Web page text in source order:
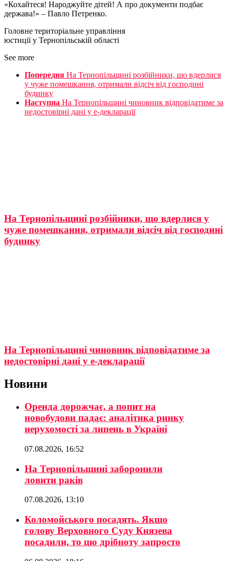
«Кохайтеся! Народжуйте дітей! А про документи подбає
держава!» – Павло Петренко.
Головне територіальне управління
юстиції у Тернопільській області
See more
Попередня На Тернопільщині розбійники, що вдерлися
у чуже помешкання, отримали відсіч від господині
будинку
Наступна На Тернопільщині чиновник відповідатиме за
недостовірні дані у e-декларації
На Тернопільщині розбійники, що вдерлися у
чуже помешкання, отримали відсіч від господині
будинку
На Тернопільщині чиновник відповідатиме за
недостовірні дані у e-декларації
Новини
Оренда дорожчає, а попит на
новобудови падає: аналітика ринку
нерухомості за липень в Україні
07.08.2026, 16:52
На Тернопільщині заборонили
ловити раків
07.08.2026, 13:10
Коломойського посадять. Якщо
голову Верховного Суду Князева
посадили, то цю дрібноту запросто